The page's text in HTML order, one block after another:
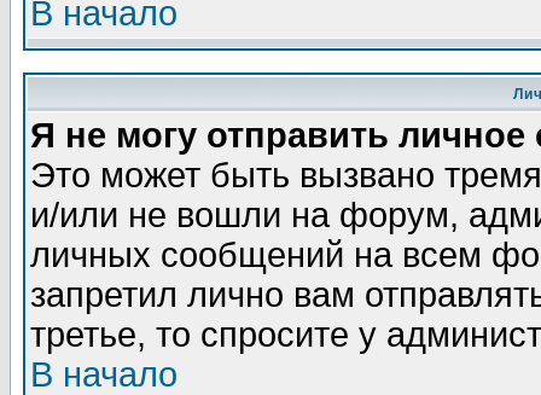
В начало
Я не могу отправить
Это может быть вызвано
и/или не вошли на форум,
личных сообщений на всем
запретил лично вам
третье, то спросите у
В начало